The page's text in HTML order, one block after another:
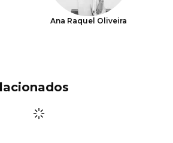
Ana Raquel Oliveira